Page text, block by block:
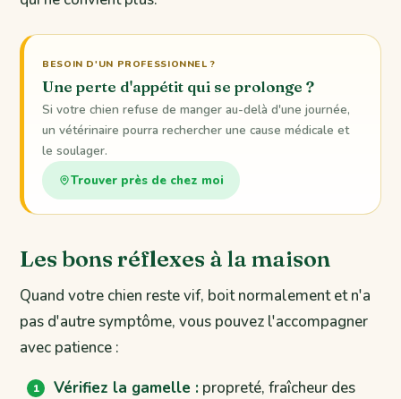
BESOIN D'UN PROFESSIONNEL ?
Une perte d'appétit qui se prolonge ?
Si votre chien refuse de manger au-delà d'une journée,
un vétérinaire pourra rechercher une cause médicale et
le soulager.
Trouver près de chez moi
Les bons réflexes à la maison
Quand votre chien reste vif, boit normalement et n'a
pas d'autre symptôme, vous pouvez l'accompagner
avec patience :
Vérifiez la gamelle : propreté, fraîcheur des